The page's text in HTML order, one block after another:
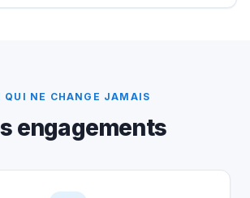
QUI NE CHANGE JAMAIS
engagements